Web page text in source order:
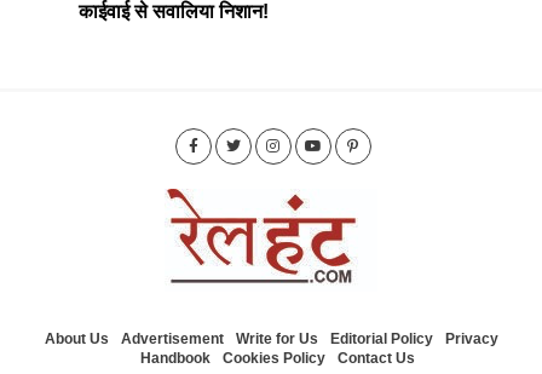
काईवाई से सवालिया निशान!
About Us Advertisement Write for Us Editorial Policy
Privacy
Handbook
Cookies Policy Contact Us